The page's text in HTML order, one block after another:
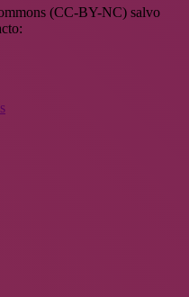
(CC-BY-NC) salvo